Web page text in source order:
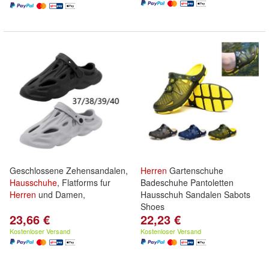
Geschlossene Zehensandalen,
Hausschuhe, Flatforms fur
Herren und Damen,
23,66 €
Kostenloser Versand
Herren Gartenschuhe
Badeschuhe Pantoletten
Hausschuh Sandalen Sabots
Shoes
22,23 €
Kostenloser Versand